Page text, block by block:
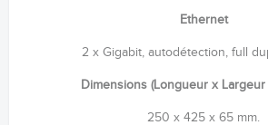
Ethernet
2 x Gigabit, autodétection, full
Dimensions (Longueur x
250 x 425 x 65 mm.